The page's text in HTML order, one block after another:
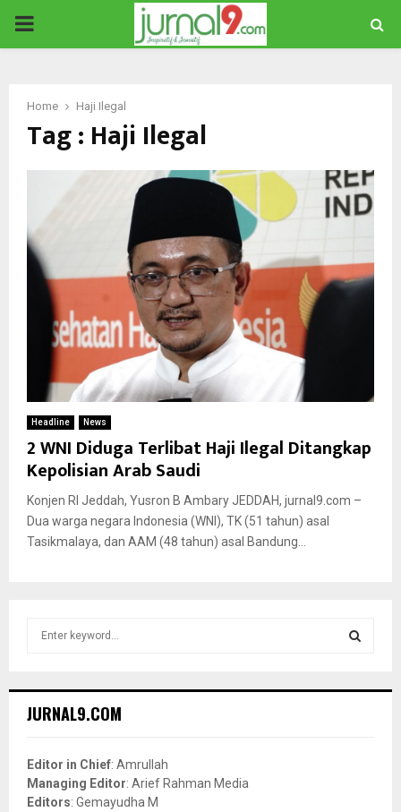
PRIMARY
Home Haji Ilegal
Tag : Haji Ilegal
Headline News
2 WNI Diduga Terlibat Haji Ilegal Ditangkap
Kepolisian Arab Saudi
Konjen RI Jeddah, Yusron B Ambary JEDDAH, jurnal9.com –
Dua warga negara Indonesia (WNI), TK (51 tahun) asal
Tasikmalaya, dan AAM (48 tahun) asal Bandung...
h
o
r
:
JURNAL9.COM
Editor in Chief: Amrullah
Managing Editor: Arief Rahman Media
Editors: Gemayudha M